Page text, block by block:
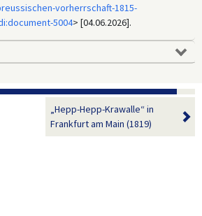
vorherrschaft-1815-
5004> [04.06.2026].
„Hepp-Hepp-Krawalle“ in
Frankfurt am Main (1819)